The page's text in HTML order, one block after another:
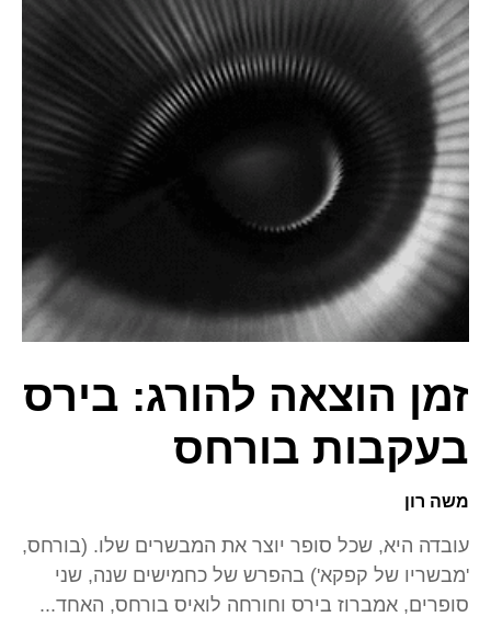
זמן הוצאה להורג: בירס
בעקבות בורחס
משה רון
עובדה היא, שכל סופר יוצר את המבשרים שלו. (בורחס,
'מבשריו של קפקא') בהפרש של כחמישים שנה, שני
סופרים, אמברוז בירס וחורחה לואיס בורחס, האחד...